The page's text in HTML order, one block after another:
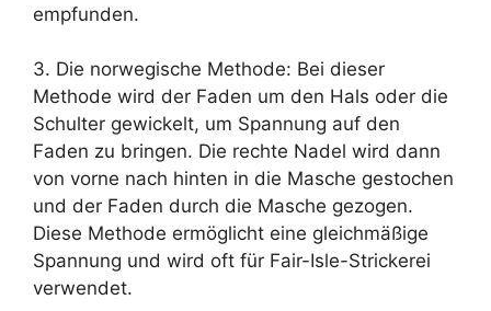
empfunden.
3. Die norwegische Methode: Bei dieser
Methode wird der Faden um den Hals oder die
Schulter gewickelt, um Spannung auf den
Faden zu bringen. Die rechte Nadel wird dann
von vorne nach hinten in die Masche gestochen
und der Faden durch die Masche gezogen.
Diese Methode ermöglicht eine gleichmäßige
Spannung und wird oft für Fair-Isle-Strickerei
verwendet.